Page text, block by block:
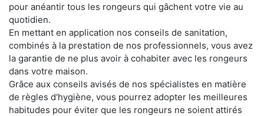
pour anéantir tous les rongeurs qui gâchent votre vie au
quotidien.
En mettant en application nos conseils de sanitation,
combinés à la prestation de nos professionnels, vous avez
la garantie de ne plus avoir à cohabiter avec les rongeurs
dans votre maison.
Grâce aux conseils avisés de nos spécialistes en matière
de règles d'hygiène, vous pourrez adopter les meilleures
habitudes pour éviter que les rongeurs ne soient attirés